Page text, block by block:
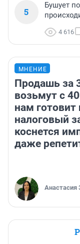
5
Бушует
4 616
МНЕНИЕ
Продашь за
возьмут с
нам
налоговый
коснется
даже
Анастасия